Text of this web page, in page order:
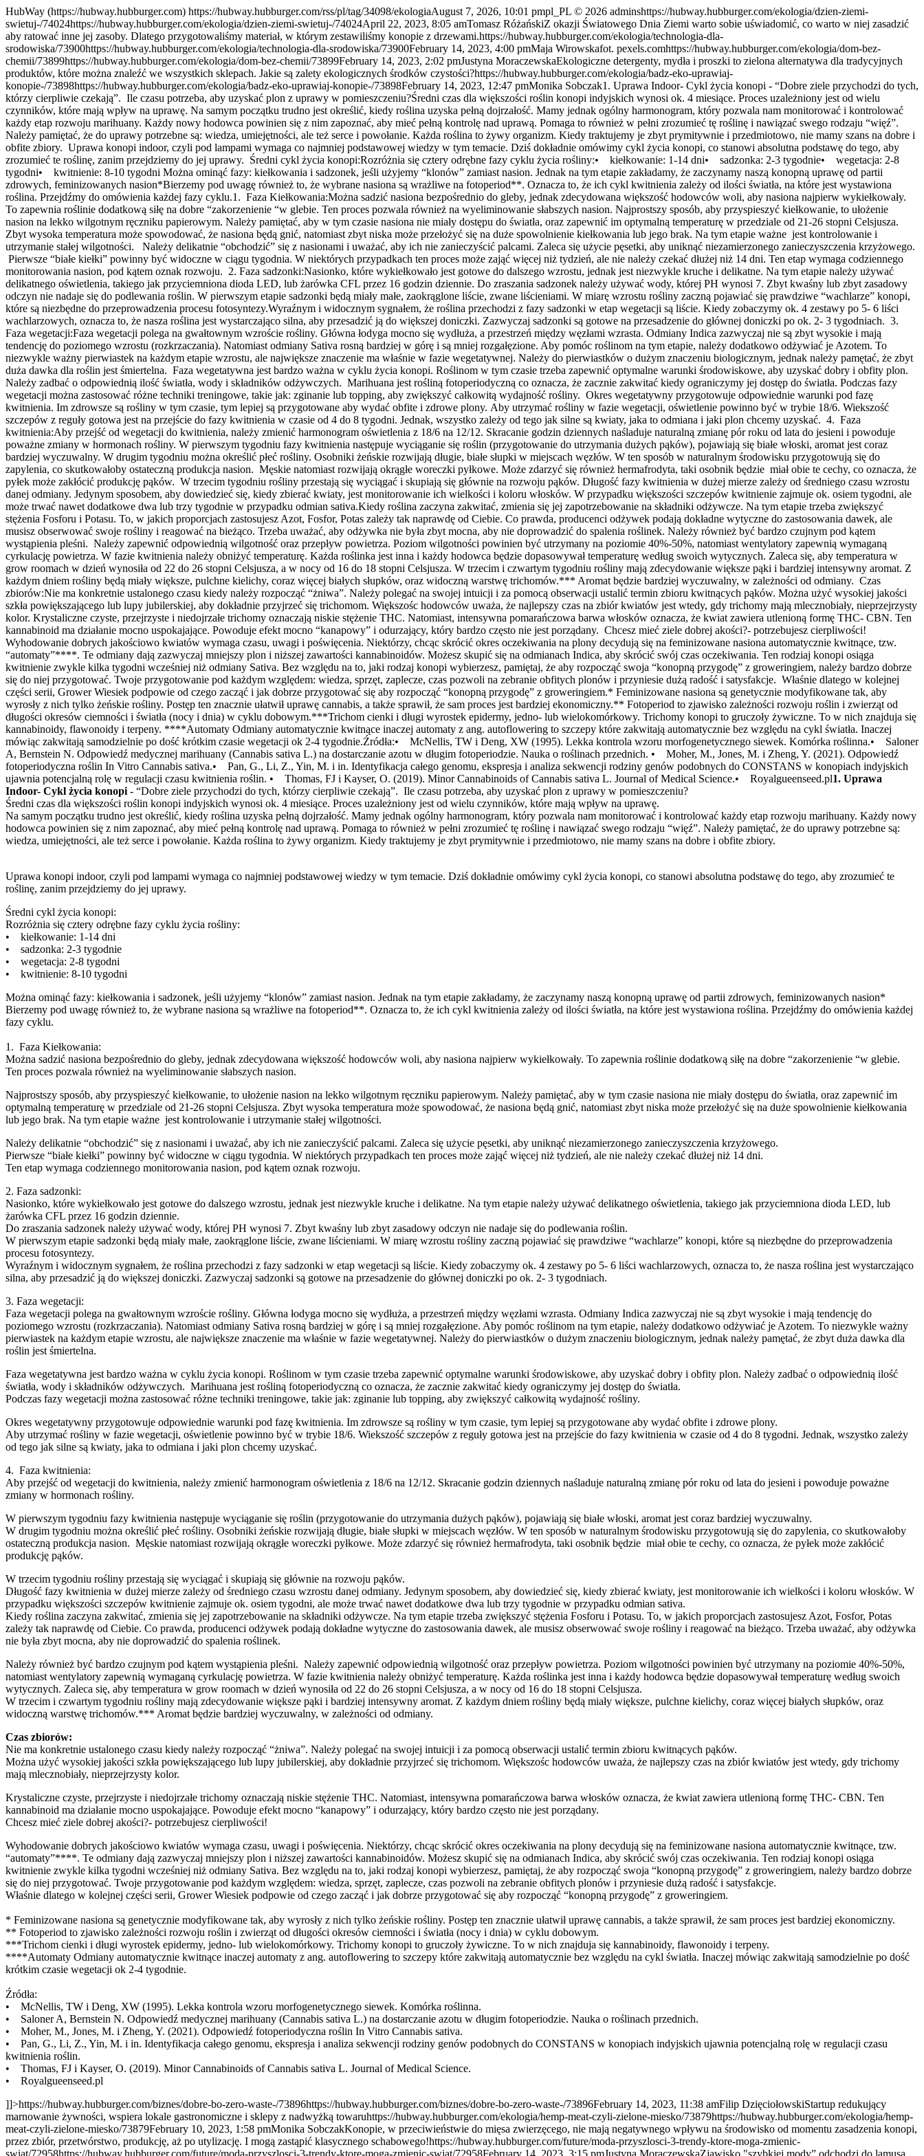
HubWay (https://hubway.hubburger.com) https://hubway.hubburger.com/rss/pl/tag/34098/ekologiaAugust 7, 2026, 10:01 pmpl_PL © 2026 adminshttps://hubway.hubburger.com/ekologia/dzien-ziemi-
swietuj-/74024https://hubway.hubburger.com/ekologia/dzien-ziemi-swietuj-/74024April 22, 2023, 8:05 amTomasz RóżańskiZ okazji Światowego Dnia Ziemi warto sobie uświadomić, co warto w niej zasadzić
aby ratować inne jej zasoby. Dlatego przygotowaliśmy materiał, w którym zestawiliśmy konopie z drzewami.https://hubway.hubburger.com/ekologia/technologia-dla-
srodowiska/73900https://hubway.hubburger.com/ekologia/technologia-dla-srodowiska/73900February 14, 2023, 4:00 pmMaja Wirowskafot. pexels.comhttps://hubway.hubburger.com/ekologia/dom-bez-
chemii/73899https://hubway.hubburger.com/ekologia/dom-bez-chemii/73899February 14, 2023, 2:02 pmJustyna MoraczewskaEkologiczne detergenty, mydła i proszki to zielona alternatywa dla tradycyjnych
produktów, które można znaleźć we wszystkich sklepach. Jakie są zalety ekologicznych środków czystości?https://hubway.hubburger.com/ekologia/badz-eko-uprawiaj-
konopie-/73898https://hubway.hubburger.com/ekologia/badz-eko-uprawiaj-konopie-/73898February 14, 2023, 12:47 pmMonika Sobczak1. Uprawa Indoor- Cykl życia konopi - “Dobre ziele przychodzi do tych, którzy cierpliwie czekają”. Ile czasu potrzeba, aby uzyskać plon z uprawy w pomieszczeniu?Średni czas dla większości roślin konopi indyjskich wynosi ok. 4 miesiące. Proces uzależniony jest od wielu czynników, które mają wpływ na uprawę. Na samym początku trudno jest określić, kiedy roślina uzyska pełną dojrzałość. Mamy jednak ogólny harmonogram, który pozwala nam monitorować i kontrolować każdy etap rozwoju marihuany. Każdy nowy hodowca powinien się z nim zapoznać, aby mieć pełną kontrolę nad uprawą. Pomaga to również w pełni zrozumieć tę roślinę i nawiązać swego rodzaju “więź”. Należy pamiętać, że do uprawy potrzebne są: wiedza, umiejętności, ale też serce i powołanie. Każda roślina to żywy organizm. Kiedy traktujemy je zbyt prymitywnie i przedmiotowo, nie mamy szans na dobre i obfite zbiory. Uprawa konopi indoor, czyli pod lampami wymaga co najmniej podstawowej wiedzy w tym temacie. Dziś dokładnie omówimy cykl życia konopi, co stanowi absolutna podstawę do tego, aby zrozumieć te roślinę, zanim przejdziemy do jej uprawy. Średni cykl życia konopi:Rozróżnia się cztery odrębne fazy cyklu życia rośliny:• kiełkowanie: 1-14 dni• sadzonka: 2-3 tygodnie• wegetacja: 2-8 tygodni• kwitnienie: 8-10 tygodni Można ominąć fazy: kiełkowania i sadzonek, jeśli użyjemy “klonów” zamiast nasion. Jednak na tym etapie zakładamy, że zaczynamy naszą konopną uprawę od partii zdrowych, feminizowanych nasion*Bierzemy pod uwagę również to, że wybrane nasiona są wrażliwe na fotoperiod**. Oznacza to, że ich cykl kwitnienia zależy od ilości światła, na które jest wystawiona roślina. Przejdźmy do omówienia każdej fazy cyklu.1. Faza Kiełkowania:Można sadzić nasiona bezpośrednio do gleby, jednak zdecydowana większość hodowców woli, aby nasiona najpierw wykiełkowały. To zapewnia roślinie dodatkową siłę na dobre “zakorzenienie “w glebie. Ten proces pozwala również na wyeliminowanie słabszych nasion. Najprostszy sposób, aby przyspieszyć kiełkowanie, to ułożenie nasion na lekko wilgotnym ręczniku papierowym. Należy pamiętać, aby w tym czasie nasiona nie miały dostępu do światła, oraz zapewnić im optymalną temperaturę w przedziale od 21-26 stopni Celsjusza. Zbyt wysoka temperatura może spowodować, że nasiona będą gnić, natomiast zbyt niska może przełożyć się na duże spowolnienie kiełkowania lub jego brak. Na tym etapie ważne jest kontrolowanie i utrzymanie stałej wilgotności. Należy delikatnie “obchodzić” się z nasionami i uważać, aby ich nie zanieczyścić palcami. Zaleca się użycie pęsetki, aby uniknąć niezamierzonego zanieczyszczenia krzyżowego. Pierwsze “białe kiełki” powinny być widoczne w ciągu tygodnia. W niektórych przypadkach ten proces może zająć więcej niż tydzień, ale nie należy czekać dłużej niż 14 dni. Ten etap wymaga codziennego monitorowania nasion, pod kątem oznak rozwoju. 2. Faza sadzonki:Nasionko, które wykiełkowało jest gotowe do dalszego wzrostu, jednak jest niezwykle kruche i delikatne. Na tym etapie należy używać delikatnego oświetlenia, takiego jak przyciemniona dioda LED, lub żarówka CFL przez 16 godzin dziennie. Do zraszania sadzonek należy używać wody, której PH wynosi 7. Zbyt kwaśny lub zbyt zasadowy odczyn nie nadaje się do podlewania roślin. W pierwszym etapie sadzonki będą miały małe, zaokrąglone liście, zwane liścieniami. W miarę wzrostu rośliny zaczną pojawiać się prawdziwe “wachlarze” konopi, które są niezbędne do przeprowadzenia procesu fotosyntezy.Wyraźnym i widocznym sygnałem, że roślina przechodzi z fazy sadzonki w etap wegetacji są liście. Kiedy zobaczymy ok. 4 zestawy po 5- 6 liści wachlarzowych, oznacza to, że nasza roślina jest wystarczająco silna, aby przesadzić ją do większej doniczki. Zazwyczaj sadzonki są gotowe na przesadzenie do głównej doniczki po ok. 2- 3 tygodniach. 3. Faza wegetacji:Faza wegetacji polega na gwałtownym wzroście rośliny. Główna łodyga mocno się wydłuża, a przestrzeń między węzłami wzrasta. Odmiany Indica zazwyczaj nie są zbyt wysokie i mają tendencję do poziomego wzrostu (rozkrzaczania). Natomiast odmiany Sativa rosną bardziej w górę i są mniej rozgałęzione. Aby pomóc roślinom na tym etapie, należy dodatkowo odżywiać je Azotem. To niezwykle ważny pierwiastek na każdym etapie wzrostu, ale największe znaczenie ma właśnie w fazie wegetatywnej. Należy do pierwiastków o dużym znaczeniu biologicznym, jednak należy pamętać, że zbyt duża dawka dla roślin jest śmiertelna. Faza wegetatywna jest bardzo ważna w cyklu życia konopi. Roślinom w tym czasie trzeba zapewnić optymalne warunki środowiskowe, aby uzyskać dobry i obfity plon. Należy zadbać o odpowiednią ilość światła, wody i składników odżywczych. Marihuana jest rośliną fotoperiodyczną co oznacza, że zacznie zakwitać kiedy ograniczymy jej dostęp do światła. Podczas fazy wegetacji można zastosować różne techniki treningowe, takie jak: zginanie lub topping, aby zwiększyć całkowitą wydajność rośliny. Okres wegetatywny przygotowuje odpowiednie warunki pod fazę kwitnienia. Im zdrowsze są rośliny w tym czasie, tym lepiej są przygotowane aby wydać obfite i zdrowe plony. Aby utrzymać rośliny w fazie wegetacji, oświetlenie powinno być w trybie 18/6. Wiekszość szczepów z reguły gotowa jest na przejście do fazy kwitnienia w czasie od 4 do 8 tygodni. Jednak, wszystko zależy od tego jak silne są kwiaty, jaka to odmiana i jaki plon chcemy uzyskać. 4. Faza kwitnienia:Aby przejść od wegetacji do kwitnienia, należy zmienić harmonogram oświetlenia z 18/6 na 12/12. Skracanie godzin dziennych naśladuje naturalną zmianę pór roku od lata do jesieni i powoduje poważne zmiany w hormonach rośliny. W pierwszym tygodniu fazy kwitnienia następuje wyciąganie się roślin (przygotowanie do utrzymania dużych pąków), pojawiają się białe włoski, aromat jest coraz bardziej wyczuwalny. W drugim tygodniu można określić płeć rośliny. Osobniki żeńskie rozwijają długie, białe słupki w miejscach węzłów. W ten sposób w naturalnym środowisku przygotowują się do zapylenia, co skutkowałoby ostateczną produkcja nasion. Męskie natomiast rozwijają okrągłe woreczki pyłkowe. Może zdarzyć się również hermafrodyta, taki osobnik będzie miał obie te cechy, co oznacza, że pyłek może zakłócić produkcję pąków. W trzecim tygodniu rośliny przestają się wyciągać i skupiają się głównie na rozwoju pąków. Długość fazy kwitnienia w dużej mierze zależy od średniego czasu wzrostu danej odmiany. Jedynym sposobem, aby dowiedzieć się, kiedy zbierać kwiaty, jest monitorowanie ich wielkości i koloru włosków. W przypadku większości szczepów kwitnienie zajmuje ok. osiem tygodni, ale może trwać nawet dodatkowe dwa lub trzy tygodnie w przypadku odmian sativa.Kiedy roślina zaczyna zakwitać, zmienia się jej zapotrzebowanie na składniki odżywcze. Na tym etapie trzeba zwiększyć stężenia Fosforu i Potasu. To, w jakich proporcjach zastosujesz Azot, Fosfor, Potas zależy tak naprawdę od Ciebie. Co prawda, producenci odżywek podają dokładne wytyczne do zastosowania dawek, ale musisz obserwować swoje rośliny i reagować na bieżąco. Trzeba uważać, aby odżywka nie była zbyt mocna, aby nie doprowadzić do spalenia roślinek. Należy również być bardzo czujnym pod kątem wystąpienia pleśni. Należy zapewnić odpowiednią wilgotność oraz przepływ powietrza. Poziom wilgotności powinien być utrzymany na poziomie 40%-50%, natomiast wentylatory zapewnią wymaganą cyrkulację powietrza. W fazie kwitnienia należy obniżyć temperaturę. Każda roślinka jest inna i każdy hodowca będzie dopasowywał temperaturę według swoich wytycznych. Zaleca się, aby temperatura w grow roomach w dzień wynosiła od 22 do 26 stopni Celsjusza, a w nocy od 16 do 18 stopni Celsjusza. W trzecim i czwartym tygodniu rośliny mają zdecydowanie większe pąki i bardziej intensywny aromat. Z każdym dniem rośliny będą miały większe, pulchne kielichy, coraz więcej białych słupków, oraz widoczną warstwę trichomów.*** Aromat będzie bardziej wyczuwalny, w zależności od odmiany. Czas zbiorów:Nie ma konkretnie ustalonego czasu kiedy należy rozpocząć “żniwa”. Należy polegać na swojej intuicji i za pomocą obserwacji ustalić termin zbioru kwitnących pąków. Można użyć wysokiej jakości szkła powiększającego lub lupy jubilerskiej, aby dokładnie przyjrzeć się trichomom. Większośc hodowców uważa, że najlepszy czas na zbiór kwiatów jest wtedy, gdy trichomy mają mlecznobiały, nieprzejrzysty kolor. Krystaliczne czyste, przejrzyste i niedojrzałe trichomy oznaczają niskie stężenie THC. Natomiast, intensywna pomarańczowa barwa włosków oznacza, że kwiat zawiera utlenioną formę THC- CBN. Ten kannabinoid ma działanie mocno uspokajające. Powoduje efekt mocno “kanapowy” i odurzający, który bardzo często nie jest porządany. Chcesz mieć ziele dobrej akości?- potrzebujesz cierpliwości! Wyhodowanie dobrych jakościowo kwiatów wymaga czasu, uwagi i poświęcenia. Niektórzy, chcąc skrócić okres oczekiwania na plony decydują się na feminizowane nasiona automatycznie kwitnące, tzw. “automaty”****. Te odmiany dają zazwyczaj mniejszy plon i niższej zawartości kannabinoidów. Możesz skupić się na odmianach Indica, aby skrócić swój czas oczekiwania. Ten rodziaj konopi osiąga kwitnienie zwykle kilka tygodni wcześniej niż odmiany Sativa. Bez względu na to, jaki rodzaj konopi wybierzesz, pamiętaj, że aby rozpocząć swoja “konopną przygodę” z groweringiem, należy bardzo dobrze się do niej przygotować. Twoje przygotowanie pod każdym względem: wiedza, sprzęt, zaplecze, czas pozwoli na zebranie obfitych plonów i przyniesie dużą radość i satysfakcje. Właśnie dlatego w kolejnej części serii, Grower Wiesiek podpowie od czego zacząć i jak dobrze przygotować się aby rozpocząć “konopną przygodę” z groweringiem.* Feminizowane nasiona są genetycznie modyfikowane tak, aby wyrosły z nich tylko żeńskie rośliny. Postęp ten znacznie ułatwił uprawę cannabis, a także sprawił, że sam proces jest bardziej ekonomiczny.** Fotoperiod to zjawisko zależności rozwoju roślin i zwierząt od długości okresów ciemności i światła (nocy i dnia) w cyklu dob
1. Uprawa
Indoor- Cykl życia konopi - “Dobre ziele przychodzi do tych, którzy cierpliwie czekają”. Ile czasu potrzeba, aby uzyskać plon z uprawy w pomieszczeniu?
Średni czas dla większości roślin konopi indyjskich wynosi ok. 4 miesiące. Proces uzależniony jest od wielu czynników, które mają wpływ na uprawę.
Na samym początku trudno jest określić, kiedy roślina uzyska pełną dojrzałość. Mamy jednak ogólny harmonogram, który pozwala nam monitorować i kontrolować każdy etap rozwoju marihuany. Każdy nowy
hodowca powinien się z nim zapoznać, aby mieć pełną kontrolę nad uprawą. Pomaga to również w pełni zrozumieć tę roślinę i nawiązać swego rodzaju “więź”. Należy pamiętać, że do uprawy potrzebne są:
wiedza, umiejętności, ale też serce i powołanie. Każda roślina to żywy organizm. Kiedy traktujemy je zbyt prymitywnie i przedmiotowo, nie mamy szans na dobre i obfite zbiory.
Uprawa konopi indoor, czyli pod lampami wymaga co najmniej podstawowej wiedzy w tym temacie. Dziś dokładnie omówimy cykl życia konopi, co stanowi absolutna podstawę do tego, aby zrozumieć te
roślinę, zanim przejdziemy do jej uprawy.
Średni cykl życia konopi:
Rozróżnia się cztery odrębne fazy cyklu życia rośliny:
• kiełkowanie: 1-14 dni
• sadzonka: 2-3 tygodnie
• wegetacja: 2-8 tygodni
• kwitnienie: 8-10 tygodni
Można ominąć fazy: kiełkowania i sadzonek, jeśli użyjemy “klonów” zamiast nasion. Jednak na tym etapie zakładamy, że zaczynamy naszą konopną uprawę od partii zdrowych, feminizowanych nasion*
Bierzemy pod uwagę również to, że wybrane nasiona są wrażliwe na fotoperiod**. Oznacza to, że ich cykl kwitnienia zależy od ilości światła, na które jest wystawiona roślina. Przejdźmy do omówienia każdej
fazy cyklu.
1. Faza Kiełkowania:
Można sadzić nasiona bezpośrednio do gleby, jednak zdecydowana większość hodowców woli, aby nasiona najpierw wykiełkowały. To zapewnia roślinie dodatkową siłę na dobre “zakorzenienie “w glebie.
Ten proces pozwala również na wyeliminowanie słabszych nasion.
Najprostszy sposób, aby przyspieszyć kiełkowanie, to ułożenie nasion na lekko wilgotnym ręczniku papierowym. Należy pamiętać, aby w tym czasie nasiona nie miały dostępu do światła, oraz zapewnić im
optymalną temperaturę w przedziale od 21-26 stopni Celsjusza. Zbyt wysoka temperatura może spowodować, że nasiona będą gnić, natomiast zbyt niska może przełożyć się na duże spowolnienie kiełkowania
lub jego brak. Na tym etapie ważne jest kontrolowanie i utrzymanie stałej wilgotności.
Należy delikatnie “obchodzić” się z nasionami i uważać, aby ich nie zanieczyścić palcami. Zaleca się użycie pęsetki, aby uniknąć niezamierzonego zanieczyszczenia krzyżowego.
Pierwsze “białe kiełki” powinny być widoczne w ciągu tygodnia. W niektórych przypadkach ten proces może zająć więcej niż tydzień, ale nie należy czekać dłużej niż 14 dni.
Ten etap wymaga codziennego monitorowania nasion, pod kątem oznak rozwoju.
2. Faza sadzonki:
Nasionko, które wykiełkowało jest gotowe do dalszego wzrostu, jednak jest niezwykle kruche i delikatne. Na tym etapie należy używać delikatnego oświetlenia, takiego jak przyciemniona dioda LED, lub
żarówka CFL przez 16 godzin dziennie.
Do zraszania sadzonek należy używać wody, której PH wynosi 7. Zbyt kwaśny lub zbyt zasadowy odczyn nie nadaje się do podlewania roślin.
W pierwszym etapie sadzonki będą miały małe, zaokrąglone liście, zwane liścieniami. W miarę wzrostu rośliny zaczną pojawiać się prawdziwe “wachlarze” konopi, które są niezbędne do przeprowadzenia
procesu fotosyntezy.
Wyraźnym i widocznym sygnałem, że roślina przechodzi z fazy sadzonki w etap wegetacji są liście. Kiedy zobaczymy ok. 4 zestawy po 5- 6 liści wachlarzowych, oznacza to, że nasza roślina jest wystarczająco
silna, aby przesadzić ją do większej doniczki. Zazwyczaj sadzonki są gotowe na przesadzenie do głównej doniczki po ok. 2- 3 tygodniach.
3. Faza wegetacji:
Faza wegetacji polega na gwałtownym wzroście rośliny. Główna łodyga mocno się wydłuża, a przestrzeń między węzłami wzrasta. Odmiany Indica zazwyczaj nie są zbyt wysokie i mają tendencję do
poziomego wzrostu (rozkrzaczania). Natomiast odmiany Sativa rosną bardziej w górę i są mniej rozgałęzione. Aby pomóc roślinom na tym etapie, należy dodatkowo odżywiać je Azotem. To niezwykle ważny
pierwiastek na każdym etapie wzrostu, ale największe znaczenie ma właśnie w fazie wegetatywnej. Należy do pierwiastków o dużym znaczeniu biologicznym, jednak należy pamętać, że zbyt duża dawka dla
roślin jest śmiertelna.
Faza wegetatywna jest bardzo ważna w cyklu życia konopi. Roślinom w tym czasie trzeba zapewnić optymalne warunki środowiskowe, aby uzyskać dobry i obfity plon. Należy zadbać o odpowiednią ilość
światła, wody i składników odżywczych. Marihuana jest rośliną fotoperiodyczną co oznacza, że zacznie zakwitać kiedy ograniczymy jej dostęp do światła.
Podczas fazy wegetacji można zastosować różne techniki treningowe, takie jak: zginanie lub topping, aby zwiększyć całkowitą wydajność rośliny.
Okres wegetatywny przygotowuje odpowiednie warunki pod fazę kwitnienia. Im zdrowsze są rośliny w tym czasie, tym lepiej są przygotowane aby wydać obfite i zdrowe plony.
Aby utrzymać rośliny w fazie wegetacji, oświetlenie powinno być w trybie 18/6. Wiekszość szczepów z reguły gotowa jest na przejście do fazy kwitnienia w czasie od 4 do 8 tygodni. Jednak, wszystko zależy
od tego jak silne są kwiaty, jaka to odmiana i jaki plon chcemy uzyskać.
4. Faza kwitnienia:
Aby przejść od wegetacji do kwitnienia, należy zmienić harmonogram oświetlenia z 18/6 na 12/12. Skracanie godzin dziennych naśladuje naturalną zmianę pór roku od lata do jesieni i powoduje poważne
zmiany w hormonach rośliny.
W pierwszym tygodniu fazy kwitnienia następuje wyciąganie się roślin (przygotowanie do utrzymania dużych pąków), pojawiają się białe włoski, aromat jest coraz bardziej wyczuwalny.
W drugim tygodniu można określić płeć rośliny. Osobniki żeńskie rozwijają długie, białe słupki w miejscach węzłów. W ten sposób w naturalnym środowisku przygotowują się do zapylenia, co skutkowałoby
ostateczną produkcja nasion. Męskie natomiast rozwijają okrągłe woreczki pyłkowe. Może zdarzyć się również hermafrodyta, taki osobnik będzie miał obie te cechy, co oznacza, że pyłek może zakłócić
produkcję pąków.
W trzecim tygodniu rośliny przestają się wyciągać i skupiają się głównie na rozwoju pąków.
Długość fazy kwitnienia w dużej mierze zależy od średniego czasu wzrostu danej odmiany. Jedynym sposobem, aby dowiedzieć się, kiedy zbierać kwiaty, jest monitorowanie ich wielkości i koloru włosków. W
przypadku większości szczepów kwitnienie zajmuje ok. osiem tygodni, ale może trwać nawet dodatkowe dwa lub trzy tygodnie w przypadku odmian sativa.
Kiedy roślina zaczyna zakwitać, zmienia się jej zapotrzebowanie na składniki odżywcze. Na tym etapie trzeba zwiększyć stężenia Fosforu i Potasu. To, w jakich proporcjach zastosujesz Azot, Fosfor, Potas
zależy tak naprawdę od Ciebie. Co prawda, producenci odżywek podają dokładne wytyczne do zastosowania dawek, ale musisz obserwować swoje rośliny i reagować na bieżąco. Trzeba uważać, aby odżywka
nie była zbyt mocna, aby nie doprowadzić do spalenia roślinek.
Należy również być bardzo czujnym pod kątem wystąpienia pleśni. Należy zapewnić odpowiednią wilgotność oraz przepływ powietrza. Poziom wilgotności powinien być utrzymany na poziomie 40%-50%,
natomiast wentylatory zapewnią wymaganą cyrkulację powietrza. W fazie kwitnienia należy obniżyć temperaturę. Każda roślinka jest inna i każdy hodowca będzie dopasowywał temperaturę według swoich
wytycznych. Zaleca się, aby temperatura w grow roomach w dzień wynosiła od 22 do 26 stopni Celsjusza, a w nocy od 16 do 18 stopni Celsjusza.
W trzecim i czwartym tygodniu rośliny mają zdecydowanie większe pąki i bardziej intensywny aromat. Z każdym dniem rośliny będą miały większe, pulchne kielichy, coraz więcej białych słupków, oraz
widoczną warstwę trichomów.*** Aromat będzie bardziej wyczuwalny, w zależności od odmiany.
Czas zbiorów:
Nie ma konkretnie ustalonego czasu kiedy należy rozpocząć “żniwa”. Należy polegać na swojej intuicji i za pomocą obserwacji ustalić termin zbioru kwitnących pąków.
Można użyć wysokiej jakości szkła powiększającego lub lupy jubilerskiej, aby dokładnie przyjrzeć się trichomom. Większośc hodowców uważa, że najlepszy czas na zbiór kwiatów jest wtedy, gdy trichomy
mają mlecznobiały, nieprzejrzysty kolor.
Krystaliczne czyste, przejrzyste i niedojrzałe trichomy oznaczają niskie stężenie THC. Natomiast, intensywna pomarańczowa barwa włosków oznacza, że kwiat zawiera utlenioną formę THC- CBN. Ten
kannabinoid ma działanie mocno uspokajające. Powoduje efekt mocno “kanapowy” i odurzający, który bardzo często nie jest porządany.
Chcesz mieć ziele dobrej akości?- potrzebujesz cierpliwości!
Wyhodowanie dobrych jakościowo kwiatów wymaga czasu, uwagi i poświęcenia. Niektórzy, chcąc skrócić okres oczekiwania na plony decydują się na feminizowane nasiona automatycznie kwitnące, tzw.
“automaty”****. Te odmiany dają zazwyczaj mniejszy plon i niższej zawartości kannabinoidów. Możesz skupić się na odmianach Indica, aby skrócić swój czas oczekiwania. Ten rodziaj konopi osiąga
kwitnienie zwykle kilka tygodni wcześniej niż odmiany Sativa. Bez względu na to, jaki rodzaj konopi wybierzesz, pamiętaj, że aby rozpocząć swoja “konopną przygodę” z groweringiem, należy bardzo dobrze
się do niej przygotować. Twoje przygotowanie pod każdym względem: wiedza, sprzęt, zaplecze, czas pozwoli na zebranie obfitych plonów i przyniesie dużą radość i satysfakcje.
Właśnie dlatego w kolejnej części serii, Grower Wiesiek podpowie od czego zacząć i jak dobrze przygotować się aby rozpocząć “konopną przygodę” z groweringiem.
* Feminizowane nasiona są genetycznie modyfikowane tak, aby wyrosły z nich tylko żeńskie rośliny. Postęp ten znacznie ułatwił uprawę cannabis, a także sprawił, że sam proces jest bardziej ekonomiczny.
** Fotoperiod to zjawisko zależności rozwoju roślin i zwierząt od długości okresów ciemności i światła (nocy i dnia) w cyklu dobowym.
***Trichom cienki i długi wyrostek epidermy, jedno- lub wielokomórkowy. Trichomy konopi to gruczoły żywiczne. To w nich znajduja się kannabinoidy, flawonoidy i terpeny.
****Automaty Odmiany automatycznie kwitnące inaczej automaty z ang. autoflowering to szczepy które zakwitają automatycznie bez względu na cykl światła. Inaczej mówiąc zakwitają samodzielnie po dość
krótkim czasie wegetacji ok 2-4 tygodnie.
Źródła:
• McNellis, TW i Deng, XW (1995). Lekka kontrola wzoru morfogenetycznego siewek. Komórka roślinna.
• Saloner A, Bernstein N. Odpowiedź medycznej marihuany (Cannabis sativa L.) na dostarczanie azotu w długim fotoperiodzie. Nauka o roślinach przednich.
• Moher, M., Jones, M. i Zheng, Y. (2021). Odpowiedź fotoperiodyczna roślin In Vitro Cannabis sativa.
• Pan, G., Li, Z., Yin, M. i in. Identyfikacja całego genomu, ekspresja i analiza sekwencji rodziny genów podobnych do CONSTANS w konopiach indyjskich ujawnia potencjalną rolę w regulacji czasu
kwitnienia roślin.
• Thomas, FJ i Kayser, O. (2019). Minor Cannabinoids of Cannabis sativa L. Journal of Medical Science.
• Royalgueenseed.pl
]]>https://hubway.hubburger.com/biznes/dobre-bo-zero-waste-/73896https://hubway.hubburger.com/biznes/dobre-bo-zero-waste-/73896February 14, 2023, 11:38 amFilip DzięciołowskiStartup redukujący
marnowanie żywności, wspiera lokale gastronomiczne i sklepy z nadwyżką towaruhttps://hubway.hubburger.com/ekologia/hemp-meat-czyli-zielone-miesko/73879https://hubway.hubburger.com/ekologia/hemp-
meat-czyli-zielone-miesko/73879February 10, 2023, 1:58 pmMonika SobczakKonopie, w przeciwieństwie do mięsa zwierzęcego, nie mają negatywnego wpływu na środowisko od momentu zasadzenia konopi,
przez zbiór, przetwórstwo, produkcję, aż po utylizację. I mogą zastąpić klasycznego schabowego!https://hubway.hubburger.com/future/moda-przyszlosci-3-trendy-ktore-moga-zmienic-
swiat/72958https://hubway.hubburger.com/future/moda-przyszlosci-3-trendy-ktore-moga-zmienic-swiat/72958February 14, 2023, 3:15 pmJustyna MoraczewskaZjawisko "szybkiej mody” odchodzi do lamusa.